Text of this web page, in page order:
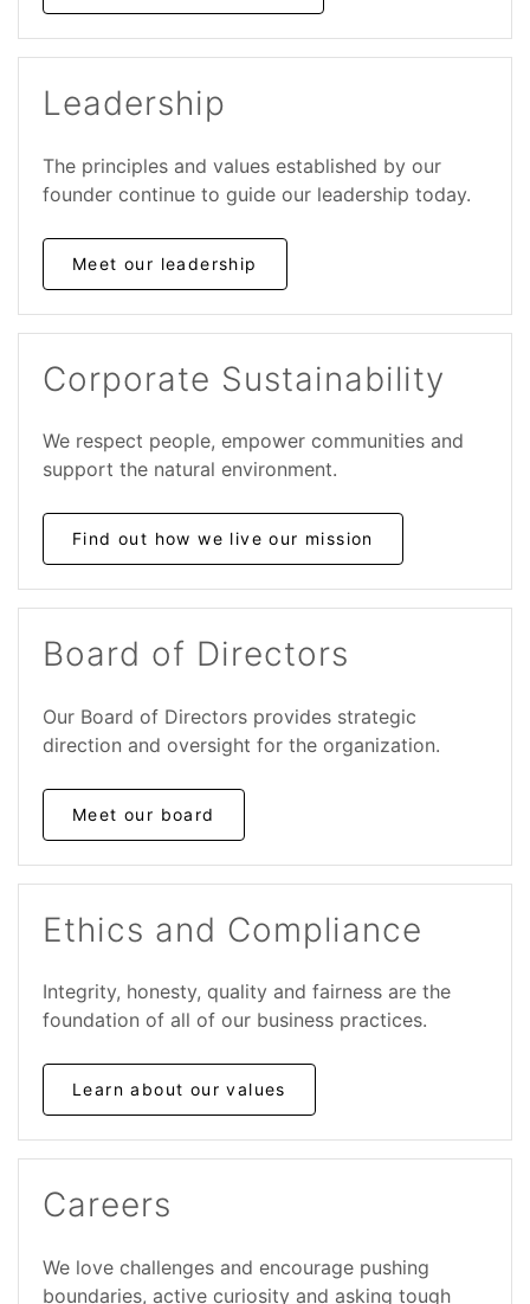
Leadership
The principles and values established by our
founder continue to guide our leadership today.
Meet our leadership
Corporate Sustainability
We respect people, empower communities and
support the natural environment.
Find out how we live our mission
Board of Directors
Our Board of Directors provides strategic
direction and oversight for the organization.
Meet our board
Ethics and Compliance
Integrity, honesty, quality and fairness are the
foundation of all of our business practices.
Learn about our values
Careers
We love challenges and encourage pushing
boundaries, active curiosity and asking tough